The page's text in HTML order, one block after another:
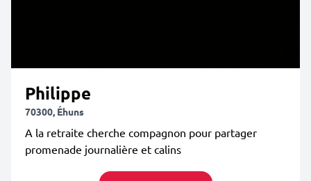
Philippe
70300, Éhuns
A la retraite cherche compagnon pour partager
promenade journalière et calins